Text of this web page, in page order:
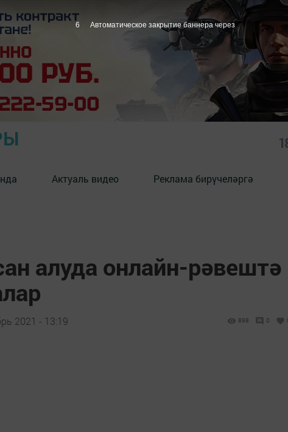
Актуаль видео Реклама бирүчеләргә
алуда онлайн-рәвештә
2021 - 13:19 898 0
5 Автоматическое закрытие баннера через